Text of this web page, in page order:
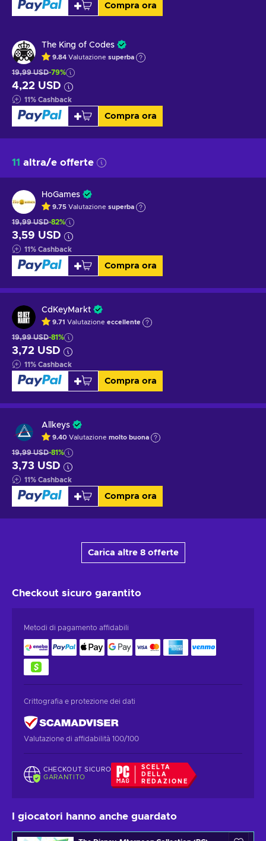
Compra ora
The King of Codes
9.84 Valutazione superba
19,99 USD-79%
4,22 USD
11% Cashback
Compra ora
11 altra/e offerte
HoGames
9.75 Valutazione superba
19,99 USD-82%
3,59 USD
11% Cashback
Compra ora
CdKeyMarkt
9.71 Valutazione eccellente
19,99 USD-81%
3,72 USD
11% Cashback
Compra ora
Allkeys
9.40 Valutazione molto buona
19,99 USD-81%
3,73 USD
11% Cashback
Compra ora
Carica altre 8 offerte
Checkout sicuro garantito
Metodi di pagamento affidabili
Crittografia e protezione dei dati
Valutazione di affidabilità 100/100
CHECKOUT SICURO
GARANTITO
SCELTA
DELLA
REDAZIONE
I giocatori hanno anche guardato